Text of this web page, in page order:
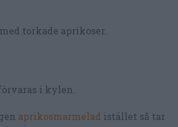
torkade aprikoser.
i kylen.
aprikosmarmelad istället så tar